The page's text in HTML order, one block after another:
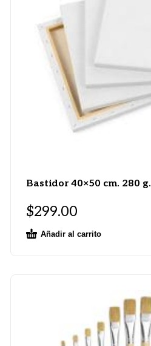
Bastidor 40×50 cm. 280 g.
$299.00
Añadir al carrito